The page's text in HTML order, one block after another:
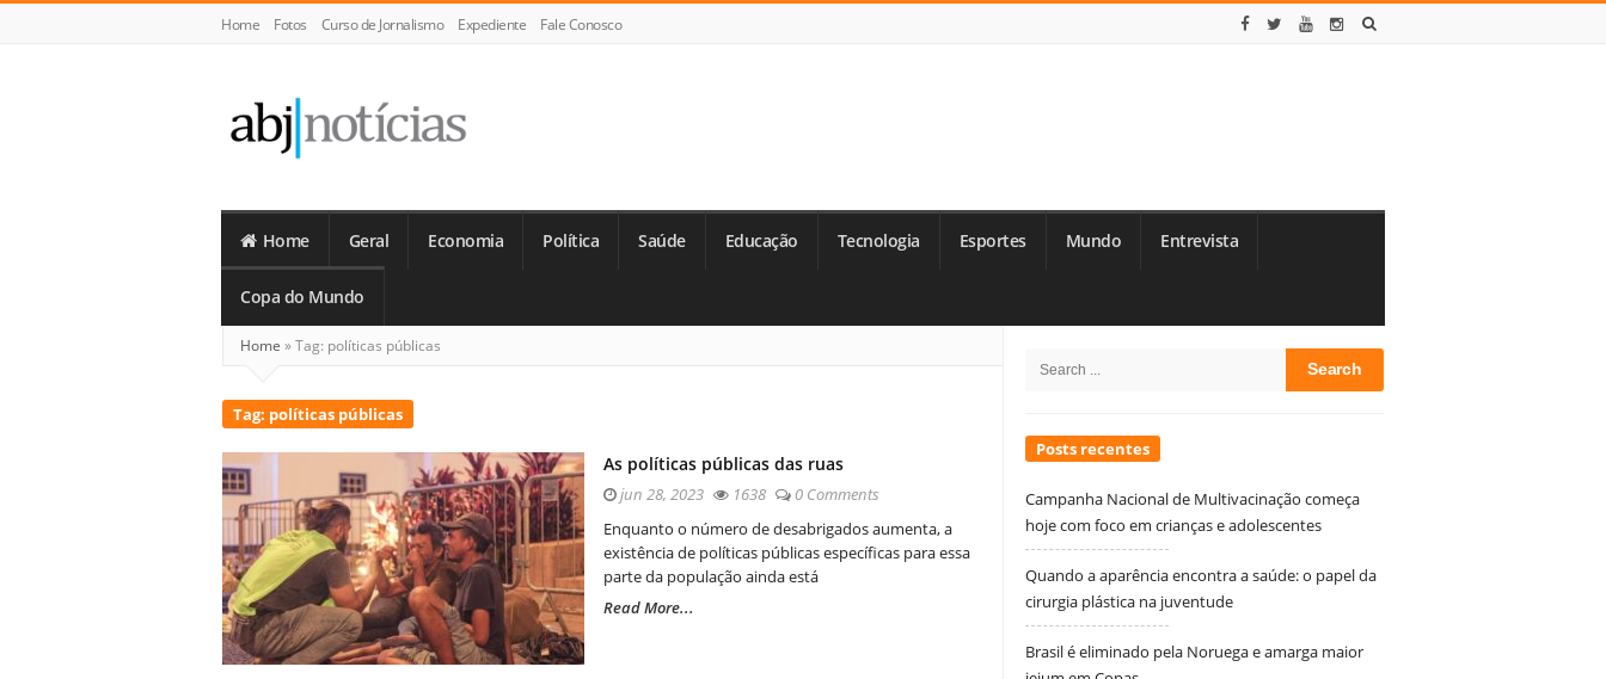
Home Fotos Curso de Jornalismo Expediente Fale Conosco
Notícias
Home Geral Economia Política Saúde Educação Tecnologia Esportes Mundo Entrevista
Copa do Mundo
Home »Tag: políticas públicas
Tag: políticas públicas
As políticas públicas das ruas
jun 28, 2023 1638
0 Comments
Enquanto o número de desabrigados aumenta, a
existência de políticas públicas específicas para essa
parte da população ainda está
Read More...
Sidebar
Search
Posts recentes
Campanha Nacional de Multivacinação começa
hoje com foco em crianças e adolescentes
Quando a aparência encontra a saúde: o papel da
cirurgia plástica na juventude
Brasil é eliminado pela Noruega e amarga maior